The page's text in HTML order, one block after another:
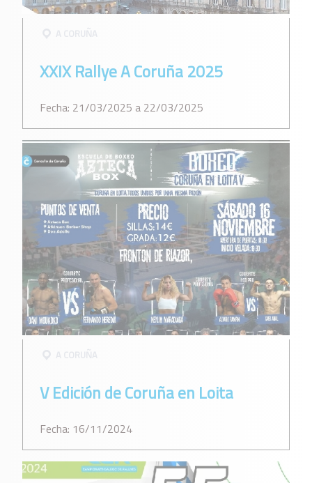
A CORUÑA
XXIX Rallye A Coruña 2025
Fecha: 21/03/2025 a 22/03/2025
A CORUÑA
V Edición de Coruña en Loita
Fecha: 16/11/2024